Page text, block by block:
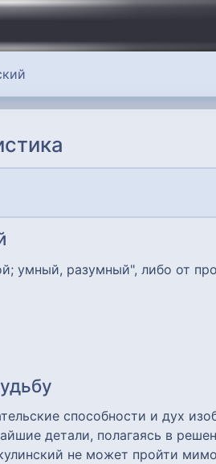
умный, разумный", либо от
способности и дух
детали, полагаясь в
не может пройти